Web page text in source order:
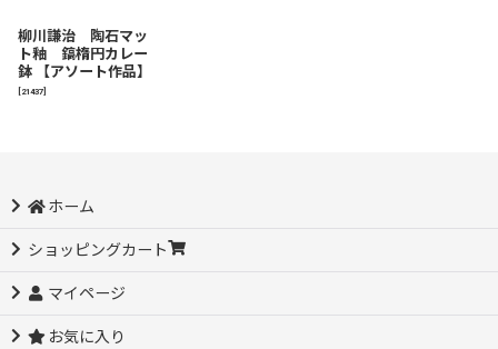
柳川謙治 陶石マッ
ト釉 鎬楕円カレー
鉢 【アソート作品】
21437
ホーム
ショッピングカート
マイページ
お気に入り